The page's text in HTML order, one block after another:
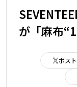
が「麻布
ポスト